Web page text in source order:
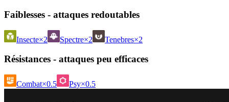
Faiblesses - attaques redoutables
Insecte×2 Spectre×2 Tenebres×2
Résistances - attaques peu efficaces
Combat×0.5 Psy×0.5